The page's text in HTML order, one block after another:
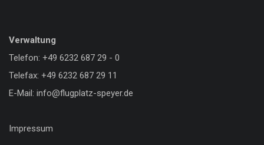
Verwaltung
Telefon: +49 6232 687 29 - 0
Telefax: +49 6232 687 29 11
E-Mail: info@flugplatz-speyer.de
Impressum